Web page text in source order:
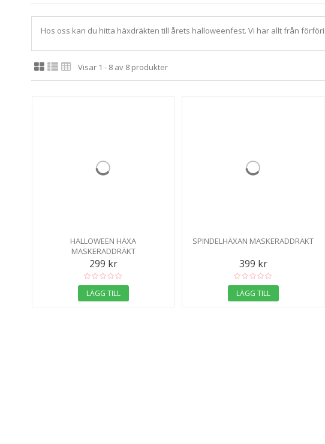
Hos oss kan du hitta häxdräkten till årets halloweenfest. Vi har allt från
Visar 1 - 8 av 8 produkter
HALLOWEEN HÄXA
MASKERADDRÄKT
299 kr
LÄGG TILL
SPINDELHÄXAN MASKERADDRÄKT
399 kr
LÄGG TILL